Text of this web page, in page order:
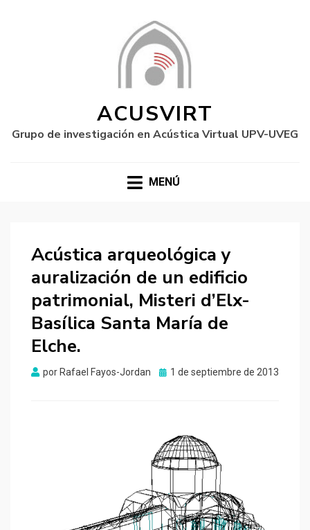
ACUSVIRT
Grupo de investigación en Acústica Virtual UPV-UVEG
MENÚ
Acústica arqueológica y
auralización de un edificio
patrimonial, Misteri d’Elx-
Basílica Santa María de
Elche.
por Rafael Fayos-Jordan
Publicado
1 de septiembre de 2013